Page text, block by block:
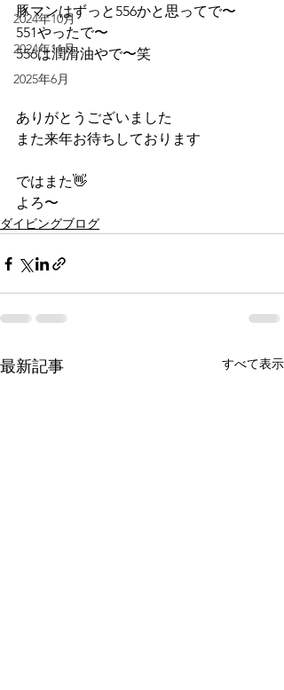
2024年10月
2024年11月
2025年6月
豚マンはずっと556かと思ってで〜
551やったで〜
556は潤滑油やで〜笑
ありがとうございました
また来年お待ちしております
ではまた👋
よろ〜
ダイビングブログ
最新記事 すべて表示